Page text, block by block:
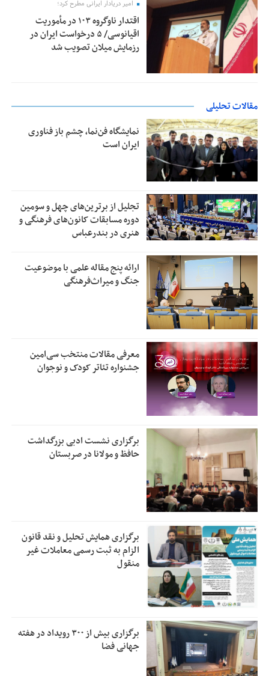
امیر دریادار ایرانی مطرح کرد؛
اقتدار ناوگروه ۱۰۳ در مأموریت‌
اقیانوسی/ ۵ درخواست ایران در
رزمایش میلان تصویب شد
مقالات تحلیلی
نمایشگاه فن‌نما، چشم باز فناوری
ایران است
تجلیل از بر‌ترین‌های چهل و سومین
دوره مسابقات کانون‌های فرهنگی و
هنری در بندرعباس
ارائه پنج مقاله علمی با موضوعیت
جنگ و میراث‌فرهنگی
معرفی مقالات منتخب سی‌امین
جشنواره تئاتر کودک و نوجوان
برگزاری نشست ادبی بزرگداشت
حافظ و مولانا در صربستان
برگزاری همایش تحلیل و نقد قانون
الزام به ثبت رسمی معاملات غیر
منقول
برگزاری بیش از ۳۰۰ رویداد در هفته
جهانی فضا